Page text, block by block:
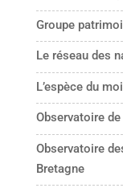
Groupe
Le réseau des
L’espèce du
Observatoire
Observatoire
Bretagne